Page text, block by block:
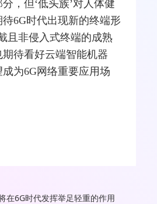
，但‘低头族’对人体健
6G时代出现新的终端形
且非侵入式终端的成熟
待看好云端智能机器
为6G网络重要应用场
在6G时代发挥举足轻重的作用